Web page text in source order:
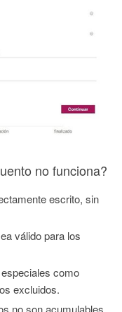
no funciona?
escrito, sin
válido para los
como
excluidos.
no son acumulables